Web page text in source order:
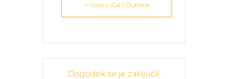
+ Izvoz v iCal / Outlook
Dogodek se je zaključil.